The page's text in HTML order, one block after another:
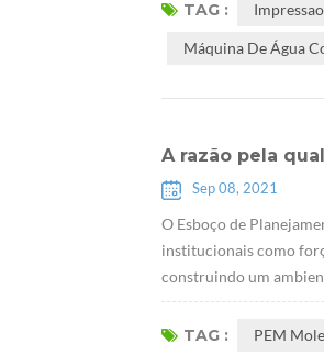
TAG :
Máquina De Água
A razão pela
Sep 08, 2021
O Esboço de
institucionais como
construindo um
TAG : PEM